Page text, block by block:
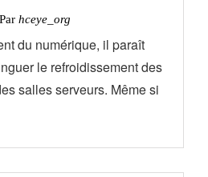
Par hceye_org
du numérique, il paraît
le refroidissement des
salles serveurs. Même si